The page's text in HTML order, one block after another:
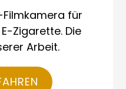
für
Zigarette. Die
Arbeit.